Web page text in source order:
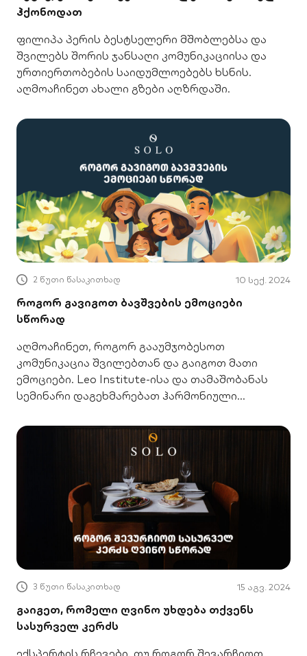
ჰქონოდათ
ფილიპა პერის ბესტსელერი მშობლებსა და
შვილებს შორის ჯანსაღი კომუნიკაციისა და
ურთიერთობების საიდუმლოებებს ხსნის.
აღმოაჩინეთ ახალი გზები აღზრდაში.
2 წუთი წასაკითხად 10 სექ. 2024
როგორ გავიგოთ ბავშვების ემოციები
სწორად
აღმოაჩინეთ, როგორ გააუმჯობესოთ
კომუნიკაცია შვილებთან და გაიგოთ მათი
ემოციები. Leo Institute-ისა და თამაშობანას
სემინარი დაგეხმარებათ ჰარმონიული
3 წუთი წასაკითხად 15 აგვ. 2024
გაიგეთ, რომელი ღვინო უხდება თქვენს
სასურველ კერძს